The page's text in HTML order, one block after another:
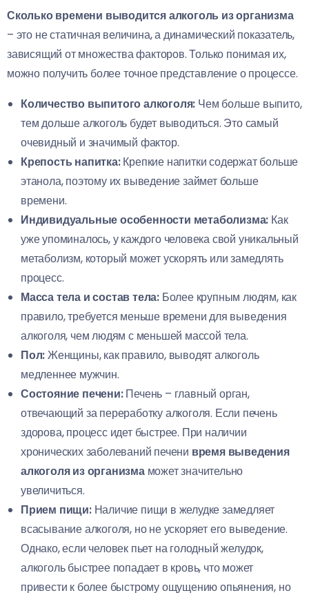
Сколько времени выводится алкоголь из организма
– это не статичная величина, а динамический показатель,
зависящий от множества факторов. Только понимая их,
можно получить более точное представление о процессе.
Количество выпитого алкоголя: Чем больше выпито,
тем дольше алкоголь будет выводиться. Это самый
очевидный и значимый фактор.
Крепость напитка:Крепкие напитки содержат больше
этанола, поэтому их выведение займет больше
времени.
Индивидуальные особенности метаболизма: Как
уже упоминалось, у каждого человека свой уникальный
метаболизм, который может ускорять или замедлять
процесс.
Масса тела и состав тела: Более крупным людям, как
правило, требуется меньше времени для выведения
алкоголя, чем людям с меньшей массой тела.
Пол:Женщины, как правило, выводят алкоголь
медленнее мужчин.
Состояние печени:Печень – главный орган,
отвечающий за переработку алкоголя. Если печень
здорова, процесс идет быстрее. При наличии
хронических заболеваний печени время выведения
алкоголя из организмаможет значительно
увеличиться.
Прием пищи:Наличие пищи в желудке замедляет
всасывание алкоголя, но не ускоряет его выведение.
Однако, если человек пьет на голодный желудок,
алкоголь быстрее попадает в кровь, что может
привести к более быстрому ощущению опьянения, но